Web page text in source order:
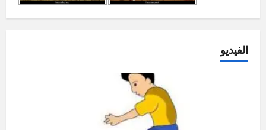
الفيديو